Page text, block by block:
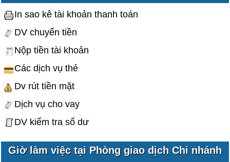
In sao kê tài khoản thanh toán
DV chuyển tiền
Nộp tiền tài khoản
Các dịch vụ thẻ
Dv rút tiền mặt
Dịch vụ cho vay
DV kiểm tra số dư
Giờ làm việc tại Phòng giao dịch Chi nhánh